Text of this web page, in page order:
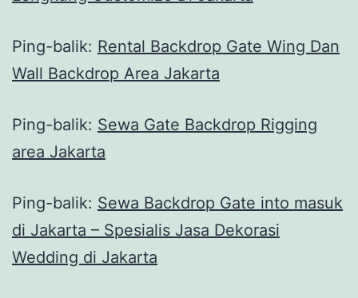
Ping-balik: Rental Backdrop Gate Wing Dan
Wall Backdrop Area Jakarta
Ping-balik: Sewa Gate Backdrop Rigging
area Jakarta
Ping-balik: Sewa Backdrop Gate into masuk
di Jakarta – Spesialis Jasa Dekorasi
Wedding di Jakarta